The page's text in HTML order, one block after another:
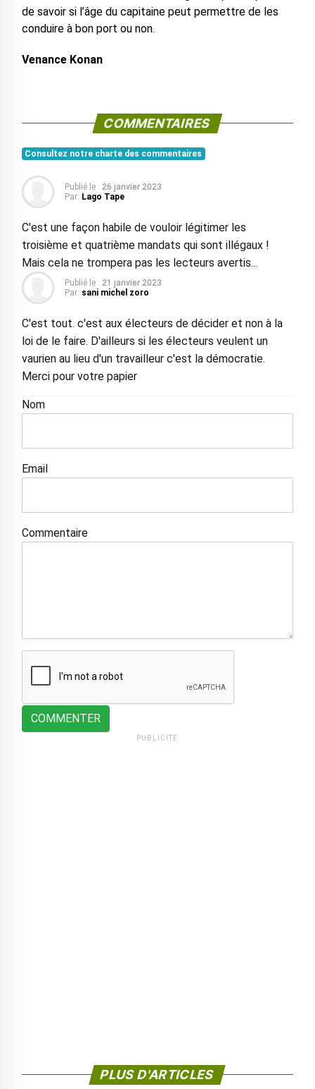
de savoir si l’âge du capitaine peut permettre de les
conduire à bon port ou non.
Venance Konan
COMMENTAIRES
Consultez notre charte des commentaires
Publié le : 26 janvier 2023
Par: Lago Tape
C'est une façon habile de vouloir légitimer les
troisième et quatrième mandats qui sont illégaux !
Mais cela ne trompera pas les lecteurs avertis...
Publié le : 21 janvier 2023
Par: sani michel zoro
C'est tout. c'est aux électeurs de décider et non à la
loi de le faire. D'ailleurs si les électeurs veulent un
vaurien au lieu d'un travailleur c'est la démocratie.
Merci pour votre papier
Nom
Email
Commentaire
COMMENTER
PUBLICITÉ
PLUS D'ARTICLES